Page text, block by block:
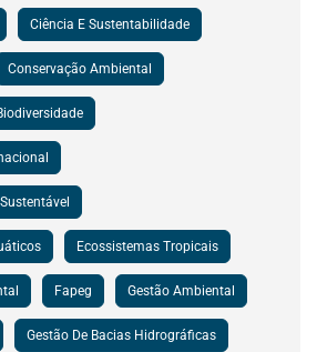
Ciência E Sustentabilidade
Conservação Ambiental
Ecossistemas Tropicais
Fapeg Gestão Ambiental
Gestão De Bacias Hidrográficas